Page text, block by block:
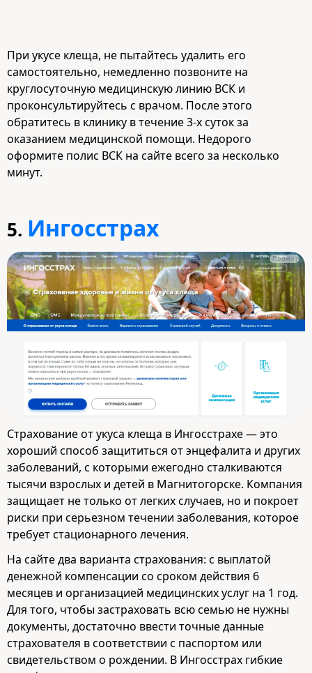
При укусе клеща, не пытайтесь удалить его
самостоятельно, немедленно позвоните на
круглосуточную медицинскую линию ВСК и
проконсультируйтесь с врачом. После этого
обратитесь в клинику в течение 3-х суток за
оказанием медицинской помощи. Недорого
оформите полис ВСК на сайте всего за несколько
минут.
5. Ингосстрах
Промо
Страхование от укуса клеща в Ингосстрахе — это
хороший способ защититься от энцефалита и других
заболеваний, с которыми ежегодно сталкиваются
тысячи взрослых и детей в Магнитогорске. Компания
защищает не только от легких случаев, но и покроет
риски при серьезном течении заболевания, которое
требует стационарного лечения.
На сайте два варианта страхования: с выплатой
денежной компенсации со сроком действия 6
месяцев и организацией медицинских услуг на 1 год.
Для того, чтобы застраховать всю семью не нужны
документы, достаточно ввести точные данные
страхователя в соответствии с паспортом или
свидетельством о рождении. В Ингосстрах гибкие